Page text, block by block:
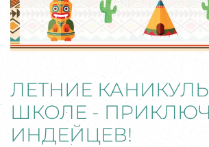
ЛЕТНИЕ
ШКОЛЕ -
ИНДЕЙЦЕВ!